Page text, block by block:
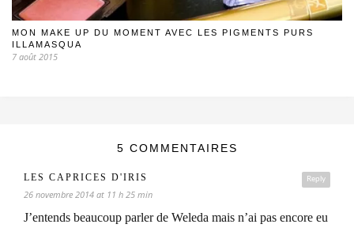
MON MAKE UP DU MOMENT AVEC LES PIGMENTS PURS
ILLAMASQUA
7 août 2015
5 COMMENTAIRES
Reply
LES CAPRICES D'IRIS
26 novembre 2014 at 11 h 25 min
J’entends beaucoup parler de Weleda mais n’ai pas encore eu